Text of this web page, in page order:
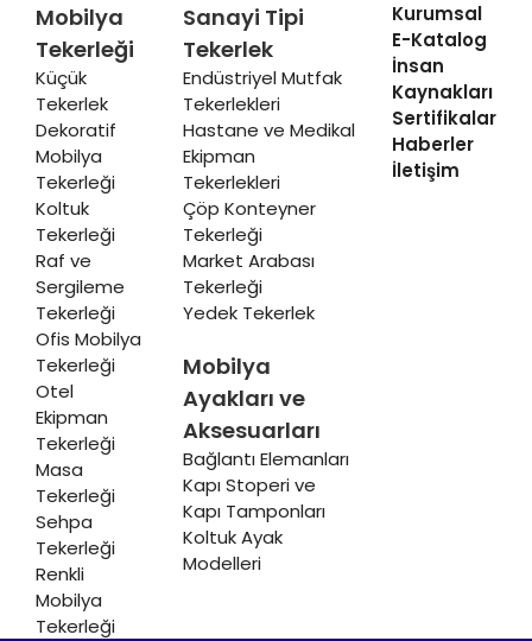
Mobilya
Tekerleği
Küçük
Tekerlek
Dekoratif
Mobilya
Tekerleği
Koltuk
Tekerleği
Raf ve
Sergileme
Tekerleği
Ofis Mobilya
Tekerleği
Otel
Ekipman
Tekerleği
Masa
Tekerleği
Sehpa
Tekerleği
Renkli
Mobilya
Tekerleği
Sanayi Tipi
Tekerlek
Endüstriyel Mutfak
Tekerlekleri
Hastane ve Medikal
Ekipman
Tekerlekleri
Çöp Konteyner
Tekerleği
Market Arabası
Tekerleği
Yedek Tekerlek
Mobilya
Ayakları ve
Aksesuarları
Bağlantı Elemanları
Kapı Stoperi ve
Kapı Tamponları
Koltuk Ayak
Modelleri
Kurumsal
E-Katalog
İnsan
Kaynakları
Sertifikalar
Haberler
İletişim